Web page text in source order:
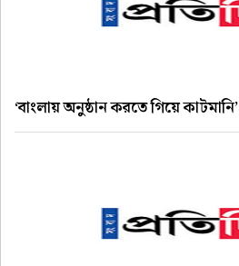
‘বাংলায় অনুষ্ঠান করতে গিয়ে কাটমানি’